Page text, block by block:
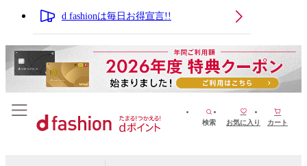
d fashionは毎日お得宣言!!
検索 お気に入り カート